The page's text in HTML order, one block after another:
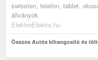
swissten, telefon, tablet,
állványok
ElektroElektro.hu
Összes Autós kihangosító és